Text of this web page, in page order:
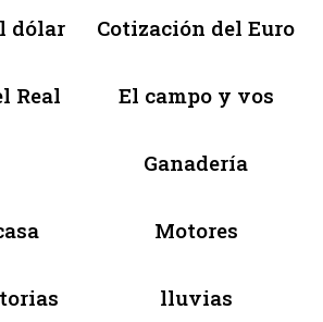
dólar Cotización del Euro
Real El campo y vos
Ganadería
Motores
lluvias